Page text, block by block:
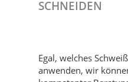
SCHNEIDEN
Egal, welches
anwenden, wir